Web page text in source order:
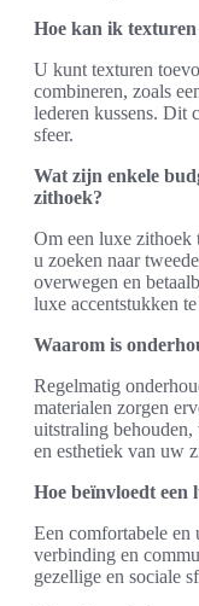
Hoe kan ik
U kunt texturen
combineren, zoals
lederen kussens. Dit
sfeer.
Wat zijn enkele
zithoek?
Om een luxe zithoek
u zoeken naar
overwegen en
luxe accentstukken
Waarom is
Regelmatig
materialen zorgen
uitstraling behouden,
en esthetiek van uw
Hoe beïnvloedt een
Een comfortabele
verbinding en
gezellige en sociale